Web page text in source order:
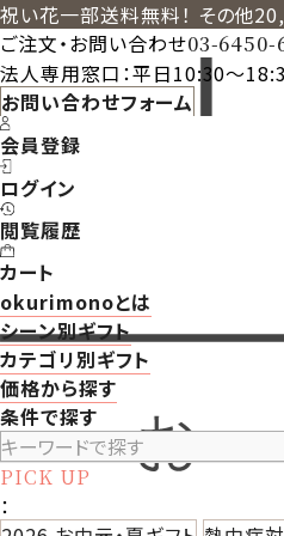
祝い花一部送料無料！ その他
ご注文・お問い合わせ03-6450-
法人専用窓口：平日10:30～
お問い合わせフォーム
会員登録
ログイン
閲覧履歴
カート
okurimonoとは
シーン別ギフト
カテゴリ別ギフト
価格から探す
条件で探す
PICK UP
：